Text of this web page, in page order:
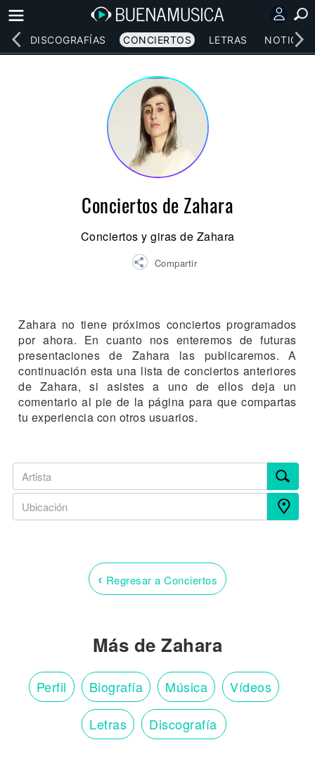
DISCOGRAFÍAS CONCIERTOS LETRAS NOTICIAS
Conciertos de Zahara
Conciertos y giras de Zahara
Compartir
Zahara no tiene próximos conciertos programados
por ahora. En cuanto nos enteremos de futuras
presentaciones de Zahara las publicaremos. A
continuación esta una lista de conciertos anteriores
de Zahara, si asistes a uno de ellos deja un
comentario al pie de la página para que compartas
tu experiencia con otros usuarios.
‹ Regresar a Conciertos
Más de Zahara
Perfil Biografía Música Vídeos
Letras Discografía